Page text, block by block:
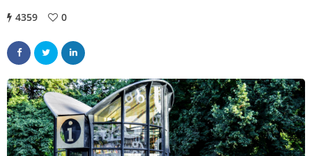
4359 0